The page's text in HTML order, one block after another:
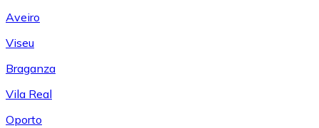
Aveiro
Viseu
Braganza
Vila Real
Oporto